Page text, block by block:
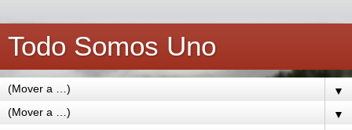
Todo Somos Uno
▼
▼